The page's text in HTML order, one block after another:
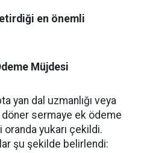
en önemli
Müjdesi
yan dal uzmanlığı veya
sermaye ek ödeme
oranda yukarı çekildi.
şu şekilde belirlendi: